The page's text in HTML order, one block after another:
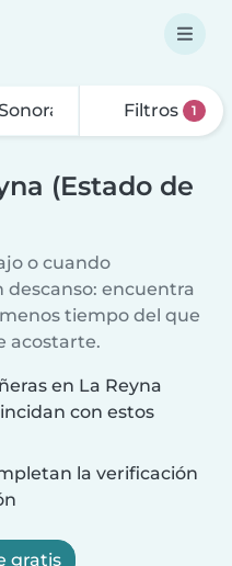
Filtros 1
(Estado de
o cuando
encuentra
tiempo del que
acostarte.
en La Reyna
con estos
la verificación
gratis